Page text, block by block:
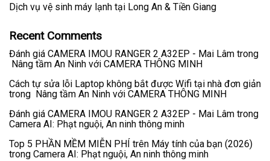
Dịch vụ vệ sinh máy lạnh tại Long An & Tiền Giang
Recent Comments
Đánh giá CAMERA IMOU RANGER 2 A32EP - Mai Lâm trong
Nâng tầm An Ninh với CAMERA THÔNG MINH
Cách tự sửa lỗi Laptop không bắt được Wifi tại nhà đơn giản
trong Nâng tầm An Ninh với CAMERA THÔNG MINH
Đánh giá CAMERA IMOU RANGER 2 A32EP - Mai Lâm trong
Camera AI: Phạt nguội, An ninh thông minh
Top 5 PHẦN MỀM MIỄN PHÍ trên Máy tính của bạn (2026)
trong Camera AI: Phạt nguội, An ninh thông minh